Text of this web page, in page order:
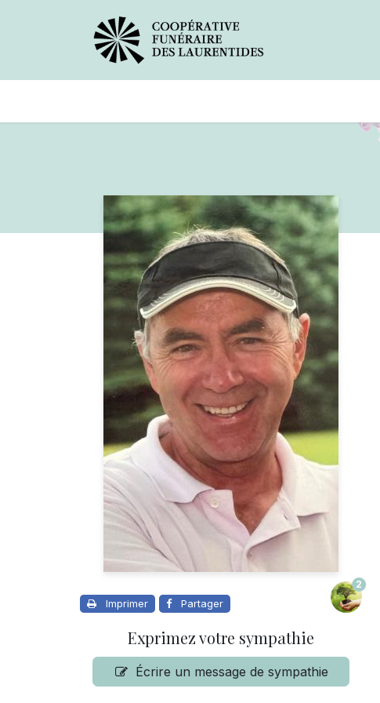
Imprimer Partager
2
Exprimez votre sympathie
Écrire un message de sympathie